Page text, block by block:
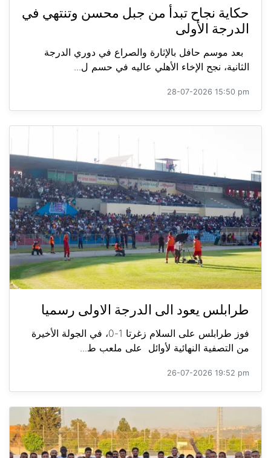
حكاية نجاح تبدأ من جبل محسن وتنتهي في
الدرجة الأولى
بعد موسم حافل بالإثارة والصراع في دوري الدرجة
الثانية، نجح الإخاء الأهلي عاليه في حسم ل...
28-07-2026 15:50 pm
طرابلس يعود الى الدرجة الاولى رسميا
فوز طرابلس على السلام زغرتا 1-0، في الجولة الأخيرة
من التصفية النهائية لأوائل على ملعب ط...
26-07-2026 19:52 pm